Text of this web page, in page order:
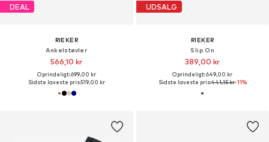
DEAL
RIEKER
Ankelstøvler
566,10 kr
Oprindeligt: 699,00 kr
Sidste laveste pris:519,00 kr
UDSALG
RIEKER
Slip On
389,00 kr
Oprindeligt: 649,00 kr
Sidste laveste pris:441,15 kr-11%